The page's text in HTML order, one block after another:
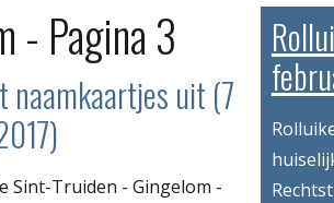
- Pagina 3
naamkaartjes uit (7
Sint-Truiden - Gingelom -